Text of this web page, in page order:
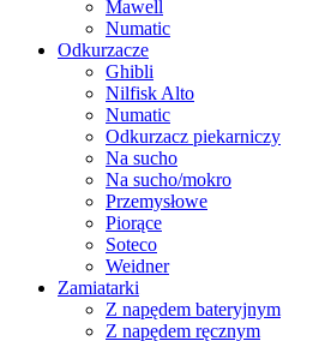
Mawell
Numatic
Odkurzacze
Ghibli
Nilfisk Alto
Numatic
Odkurzacz piekarniczy
Na sucho
Na sucho/mokro
Przemysłowe
Piorące
Soteco
Weidner
Zamiatarki
Z napędem bateryjnym
Z napędem ręcznym